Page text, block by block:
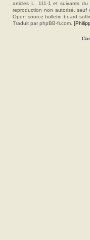
articles L. 111-1 et suivants
reproduction non autorisé, sauf
Open source bulletin board
Traduit par phpBB-fr.com.